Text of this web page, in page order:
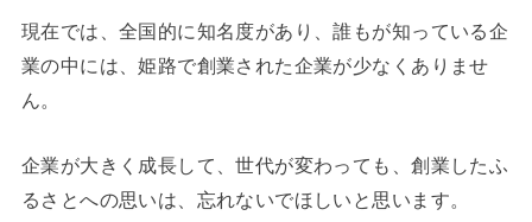
現在では、全国的に知名度があり、誰もが知っている企
業の中には、姫路で創業された企業が少なくありませ
ん。
企業が大きく成長して、世代が変わっても、創業したふ
るさとへの思いは、忘れないでほしいと思います。